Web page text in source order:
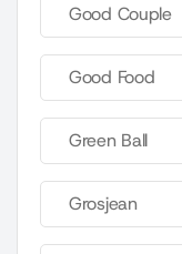
Good Couple
Good Food
Green Ball
Grosjean